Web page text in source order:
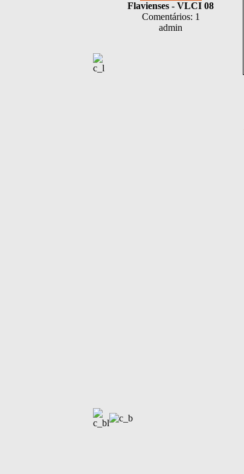
Flavienses - VLCI 08
Comentários: 1
admin